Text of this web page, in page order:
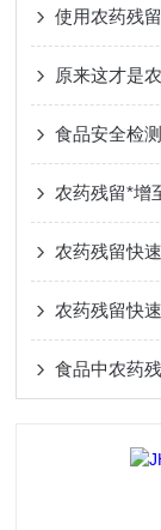
使用农药残
原来这才是
食品安全检
农药残留*增
农药残留快
农药残留快